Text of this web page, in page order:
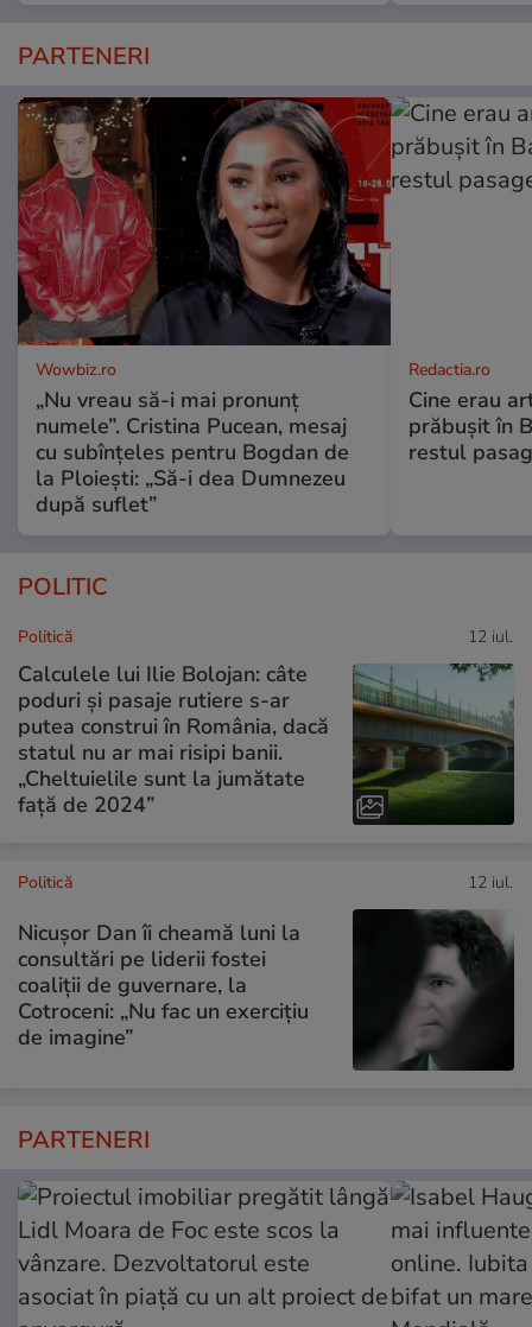
PARTENERI
Wowbiz.ro
„Nu vreau să-i mai pronunț
numele”. Cristina Pucean, mesaj
cu subînțeles pentru Bogdan de
la Ploiești: „Să-i dea Dumnezeu
după suflet”
Redactia.ro
Cine erau
prăbușit în
restul
POLITIC
Politică 12 iul.
Calculele lui Ilie Bolojan: câte
poduri și pasaje rutiere s-ar
putea construi în România, dacă
statul nu ar mai risipi banii.
„Cheltuielile sunt la jumătate
faţă de 2024”
Politică 12 iul.
Nicușor Dan îi cheamă luni la
consultări pe liderii fostei
coaliții de guvernare, la
Cotroceni: „Nu fac un exercițiu
de imagine”
PARTENERI